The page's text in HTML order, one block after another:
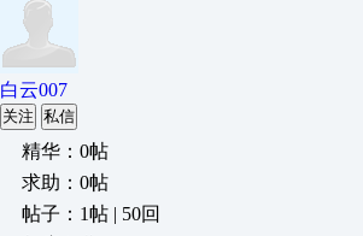
白云007
关注 私信
精华：0帖
求助：0帖
帖子：1帖 | 50回